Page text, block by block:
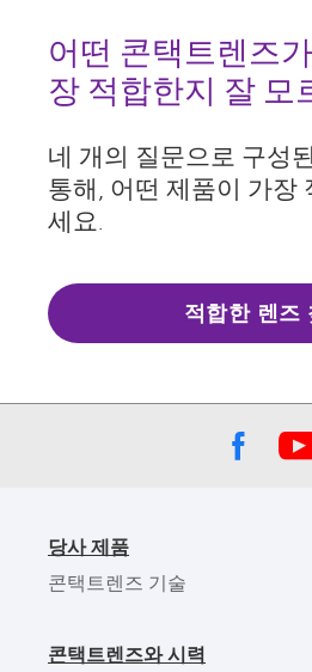
어떤 콘택트렌즈
장 적합한지 잘 모
네 개의 질문으로 구성
통해, 어떤 제품이 가장
세요.
적합한 렌즈
당사 제품
콘택트렌즈 기술
콘택트렌즈와 시력